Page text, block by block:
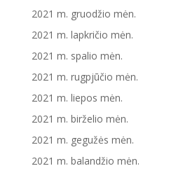
2021 m. gruodžio mėn.
2021 m. lapkričio mėn.
2021 m. spalio mėn.
2021 m. rugpjūčio mėn.
2021 m. liepos mėn.
2021 m. birželio mėn.
2021 m. gegužės mėn.
2021 m. balandžio mėn.